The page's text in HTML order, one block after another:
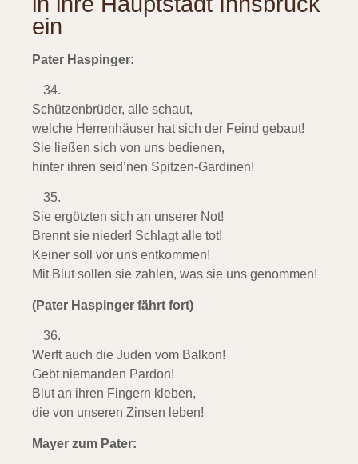
ein
Pater Haspinger:
Schützenbrüder, alle schaut,
welche Herrenhäuser hat sich der Feind gebaut!
Sie ließen sich von uns bedienen,
hinter ihren seid’nen Spitzen-Gardinen!
Sie ergötzten sich an unserer Not!
Brennt sie nieder! Schlagt alle tot!
Keiner soll vor uns entkommen!
Mit Blut sollen sie zahlen, was sie uns genommen!
(Pater Haspinger fährt fort)
Werft auch die Juden vom Balkon!
Gebt niemanden Pardon!
Blut an ihren Fingern kleben,
die von unseren Zinsen leben!
Mayer zum Pater: